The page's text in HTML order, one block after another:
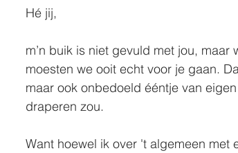
Hé jij,
m’n buik is niet gevuld met jou,
moesten we ooit echt voor je gaan.
maar ook onbedoeld ééntje van
draperen zou.⠀⠀
Want hoewel ik over 't algemeen